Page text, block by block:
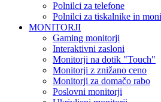
Polnilci za telefone
Polnilci za tiskalnike in
MONITORJI
Gaming monitorji
Interaktivni zasloni
Monitorji na dotik "Touch"
Monitorji z znižano ceno
Monitorji za domačo rabo
Poslovni monitorji